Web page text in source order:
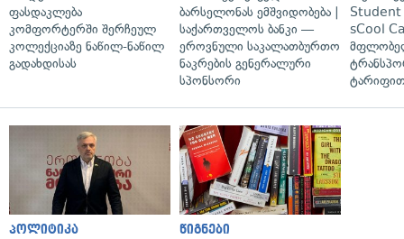
ფასდაკლება
კომფორტერში შერჩეულ
კოლექციაზე ნაწილ-ნაწილ
გადახდისას
ბარსელონას ემშვიდობება |
საქართველოს ბანკი —
ეროვნული საკალათბურთო
ნაკრების გენერალური
სპონსორი
Student
sCool
პოლიტიკა წიგნები